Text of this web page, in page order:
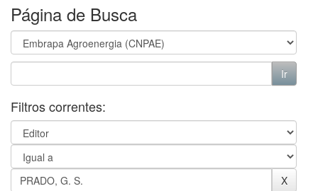
Página de Busca
Filtros correntes: